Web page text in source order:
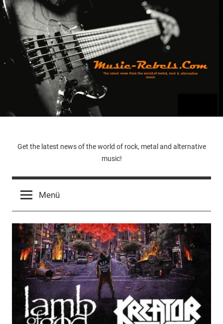
Zum
Inhalt
springen
Music-
Rebels.Com
Get the latest news of the world of rock, metal and alternative
music!
Menü